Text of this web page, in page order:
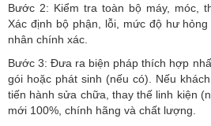
Bước 2: Kiểm tra toàn bộ máy, móc,
Xác định bộ phận, lỗi, mức độ hư
nhân chính xác.
Bước 3: Đưa ra biện pháp thích hợp
gói hoặc phát sinh (nếu có). Nếu
tiến hành sửa chữa, thay thế linh kiện
mới 100%, chính hãng và chất lượng.